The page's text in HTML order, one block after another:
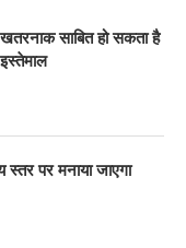
साबित हो सकता है
स्तर पर मनाया जाएगा